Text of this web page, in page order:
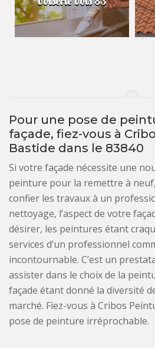
Pour une pose de
façade, fiez-vous à
Bastide dans le 83840
Si votre façade nécessite une
peinture pour la remettre à
confier les travaux à un
nettoyage, l’aspect de votre
désirer, les peintures étant
services d’un professionnel
incontournable. C’est un
assister dans le choix de la
façade étant donné la diversité
marché. Fiez-vous à Cribos
pose de peinture irréprochable.